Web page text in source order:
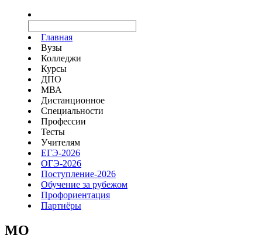
Главная
Вузы
Колледжи
Курсы
ДПО
МВА
Дистанционное
Специальности
Профессии
Тесты
Учителям
ЕГЭ-2026
ОГЭ-2026
Поступление-2026
Обучение за рубежом
Профориентация
Партнёры
MO